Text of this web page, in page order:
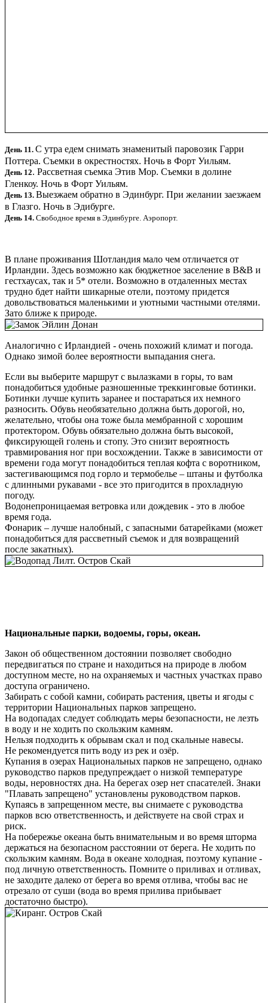
День 11. С утра едем снимать знаменитый паровозик Гарри
Поттера. Съемки в окрестностях. Ночь в Форт Уильям.
День 12. Рассветная съемка Этив Мор. Съемки в долине
Гленкоу. Ночь в Форт Уильям.
День 13. Выезжаем обратно в Эдинбург. При желании заезжаем
в Глазго. Ночь в Эдибурге.
День 14. Свободное время в Эдинбурге. Аэропорт.
В плане проживания Шотландия мало чем отличается от
Ирландии. Здесь возможно как бюджетное заселение в B&B и
гестхаусах, так и 5* отели. Возможно в отдаленных местах
трудно бдет найти шикарные отели, поэтому придется
довольствоваться маленькими и уютными частными отелями.
Зато ближе к природе.
Аналогично с Ирландией - очень похожий климат и погода.
Однако зимой более вероятности выпадания снега.
Если вы выберите маршрут с вылазками в горы, то вам
понадобиться удобные разношенные треккинговые ботинки.
Ботинки лучше купить заранее и постараться их немного
разносить. Обувь необязательно должна быть дорогой, но,
желательно, чтобы она тоже была мембранной с хорошим
протектором. Обувь обязательно должна быть высокой,
фиксирующей голень и стопу. Это снизит вероятность
травмирования ног при восхождении. Также в зависимости от
времени года могут понадобиться теплая кофта с воротником,
застегивающимся под горло и термобелье – штаны и футболка
с длинными рукавами - все это пригодится в прохладную
погоду.
Водонепроницаемая ветровка или дождевик - это в любое
время года.
Фонарик – лучше налобный, с запасными батарейками (может
понадобиться для рассветный съемок и для возвращений
после закатных).
Национальные парки, водоемы, горы, океан.
Закон об общественном достоянии позволяет свободно
передвигаться по стране и находиться на природе в любом
доступном месте, но на охраняемых и частных участках право
доступа ограничено.
Забирать с собой камни, собирать растения, цветы и ягоды с
территории Национальных парков запрещено.
На водопадах следует соблюдать меры безопасности, не лезть
в воду и не ходить по скользким камням.
Нельзя подходить к обрывам скал и под скальные навесы.
Не рекомендуется пить воду из рек и озёр.
Купания в озерах Национальных парков не запрещено, однако
руководство парков предупреждает о низкой температуре
воды, неровностях дна. На берегах озер нет спасателей. Знаки
"Плавать запрещено" установлены руководством парков.
Купаясь в запрещенном месте, вы снимаете с руководства
парков всю ответственность, и действуете на свой страх и
риск.
На побережье океана быть внимательным и во время шторма
держаться на безопасном расстоянии от берега. Не ходить по
скользким камням. Вода в океане холодная, поэтому купание -
под личную ответственность. Помните о приливах и отливах,
не заходите далеко от берега во время отлива, чтобы вас не
отрезало от суши (вода во время прилива прибывает
достаточно быстро).